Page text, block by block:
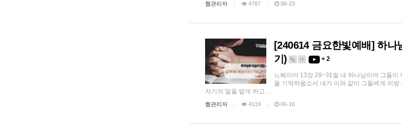
웹관리자 4787 06-23
[240614 금요한빛예배] 하
기)
H + 2
느헤미야 13장 29~31절 내 하나님이여 그들이
을 기억하옵소서 내가 이와 같이 그들에게 이
자기의 일을 맡게 하고 . . .
웹관리자 4119 06-16